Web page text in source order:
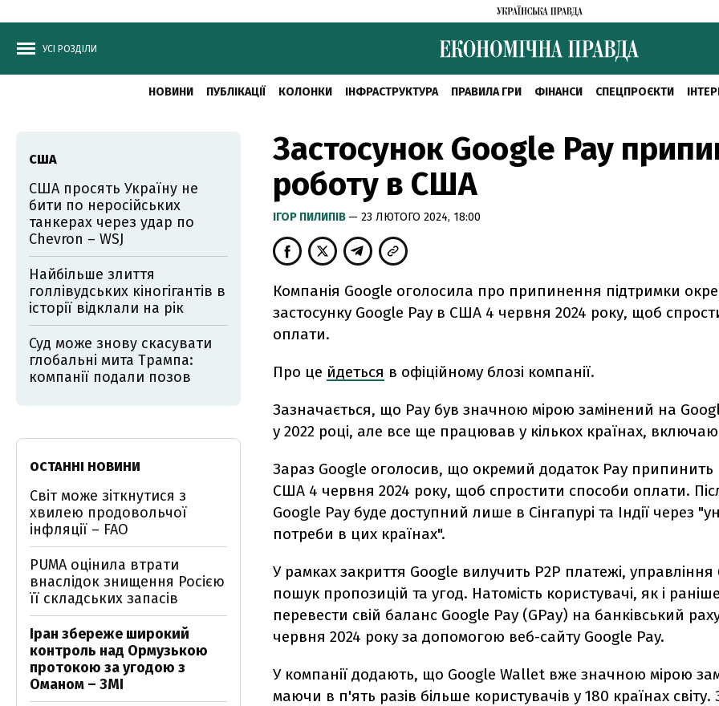
УСІ РОЗДІЛИ
НОВИНИ ПУБЛІКАЦІЇ КОЛОНКИ ІНФРАСТРУКТУРА ПРАВИЛА ГРИ ФІНАНСИ СПЕЦПРОЄКТИ
Застосунок Google Pay
роботу в США
ІГОР ПИЛИПІВ — 23 ЛЮТОГО 2024, 18:00
Компанія Google оголосила про припинення підтримки
застосунку Google Pay в США 4 червня 2024 року, щоб
оплати.
Про це йдеться в офіційному блозі компанії.
Зазначається, що Pay був значною мірою замінений на
у 2022 році, але все ще працював у кількох країнах,
Зараз Google оголосив, що окремий додаток Pay припинить
США 4 червня 2024 року, щоб спростити способи оплати.
Google Pay буде доступний лише в Сінгапурі та Індії через
потреби в цих країнах".
У рамках закриття Google вилучить P2P платежі, управління
пошук пропозицій та угод. Натомість користувачі, як і
перевести свій баланс Google Pay (GPay) на банківський
червня 2024 року за допомогою веб-сайту Google Pay.
У компанії додають, що Google Wallet вже значною мірою
маючи в п'ять разів більше користувачів у 180 країнах світу.
США
США просять Україну не
бити по неросійських
танкерах через удар по
Chevron – WSJ
Найбільше злиття
голлівудських кіногігантів в
історії відклали на рік
Суд може знову скасувати
глобальні мита Трампа:
компанії подали позов
ОСТАННІ НОВИНИ
Світ може зіткнутися з
хвилею продовольчої
інфляції – FAO
PUMA оцінила втрати
внаслідок знищення Росією
її складських запасів
Іран збереже широкий
контроль над Ормузькою
протокою за угодою з
Оманом – ЗМІ